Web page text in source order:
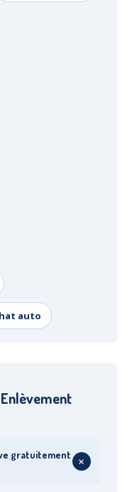
destruction
destruction
destruction
destruction
destruction
destruction
auto
gratuitement +